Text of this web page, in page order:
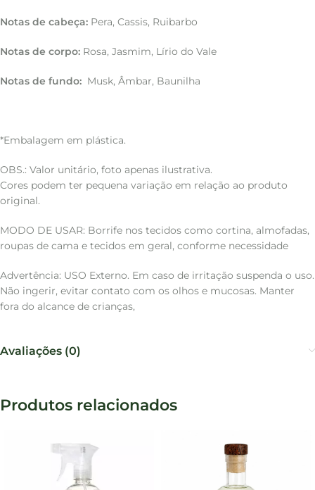
Notas de cabeça: Pera, Cassis, Ruibarbo
Notas de corpo: Rosa, Jasmim, Lírio do Vale
Notas de fundo: Musk, Âmbar, Baunilha
*Embalagem em plástica.
OBS.: Valor unitário, foto apenas ilustrativa.
Cores podem ter pequena variação em relação ao produto
original.
MODO DE USAR: Borrife nos tecidos como cortina, almofadas,
roupas de cama e tecidos em geral, conforme necessidade
Advertência: USO Externo. Em caso de irritação suspenda o uso.
Não ingerir, evitar contato com os olhos e mucosas. Manter
fora do alcance de crianças,
Avaliações (0)
Produtos relacionados